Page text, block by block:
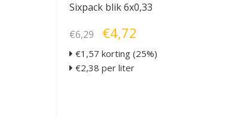
Sixpack blik 6x0,33
€6,29 €4,72
€1,57 korting (25%)
€2,38 per liter